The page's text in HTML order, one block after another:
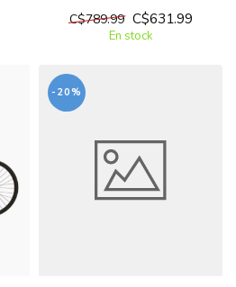
C$789.99 C$631.99
En stock
-20%